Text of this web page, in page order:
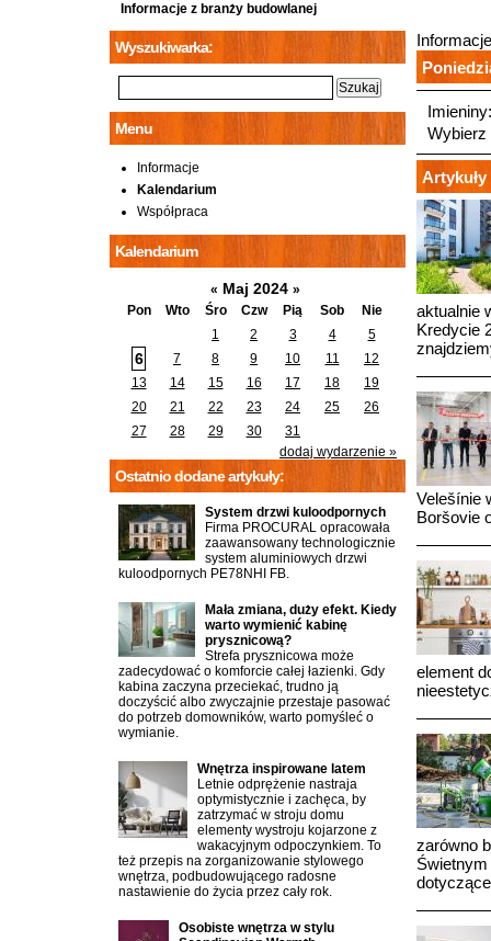
Informacje z branży budowlanej
Wybierz
aktualnie
Kredycie
Velešínie
Boršovie
element
zarówno
Wyszukiwarka:
Menu
Informacje
Kalendarium
Współpraca
Kalendarium
« Maj 2024 »
Pon
Wto Śro Czw Pią Sob
Nie
1
2 3 4 5
6 7 8 9 10 11
12
13
14 15 16 17 18
19
20
21 22 23 24 25
26
27
28 29 30
31
dodaj wydarzenie »
Ostatnio dodane artykuły:
System drzwi kuloodpornych
Firma PROCURAL opracowała
zaawansowany technologicznie
system aluminiowych drzwi
kuloodpornych PE78NHI FB.
Mała zmiana, duży efekt. Kiedy
warto wymienić kabinę
prysznicową?
Strefa prysznicowa może
zadecydować o komforcie całej łazienki. Gdy
kabina zaczyna przeciekać, trudno ją
doczyścić albo zwyczajnie przestaje pasować
do potrzeb domowników, warto pomyśleć o
wymianie.
Wnętrza inspirowane latem
Letnie odprężenie nastraja
optymistycznie i zachęca, by
zatrzymać w stroju domu
elementy wystroju kojarzone z
wakacyjnym odpoczynkiem. To
też przepis na zorganizowanie stylowego
wnętrza, podbudowującego radosne
nastawienie do życia przez cały rok.
Osobiste wnętrza w stylu